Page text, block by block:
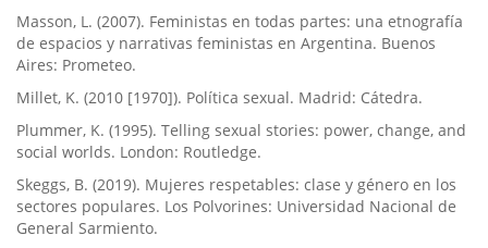
Masson, L. (2007). Feministas en todas partes: una etnografía
de espacios y narrativas feministas en Argentina. Buenos
Aires: Prometeo.
Millet, K. (2010 [1970]). Política sexual. Madrid: Cátedra.
Plummer, K. (1995). Telling sexual stories: power, change, and
social worlds. London: Routledge.
Skeggs, B. (2019). Mujeres respetables: clase y género en los
sectores populares. Los Polvorines: Universidad Nacional de
General Sarmiento.